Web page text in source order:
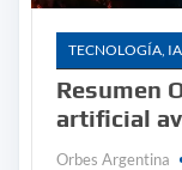
TECNOLOGÍA,
Resumen
artificial
Orbes Argentina